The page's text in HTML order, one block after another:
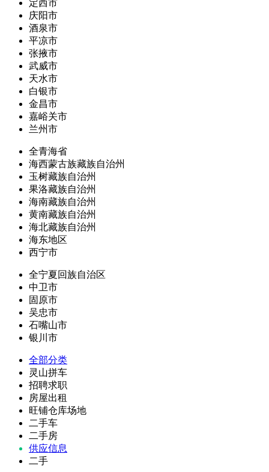
定西市
庆阳市
酒泉市
平凉市
张掖市
武威市
天水市
白银市
金昌市
嘉峪关市
兰州市
全青海省
海西蒙古族藏族自治州
玉树藏族自治州
果洛藏族自治州
海南藏族自治州
黄南藏族自治州
海北藏族自治州
海东地区
西宁市
全宁夏回族自治区
中卫市
固原市
吴忠市
石嘴山市
银川市
全部分类
灵山拼车
招聘求职
房屋出租
旺铺仓库场地
二手车
二手房
供应信息
二手